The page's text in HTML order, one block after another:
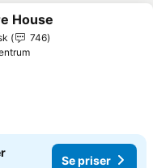
i favoritter
House
746
Se priser